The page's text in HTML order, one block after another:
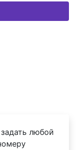
любой